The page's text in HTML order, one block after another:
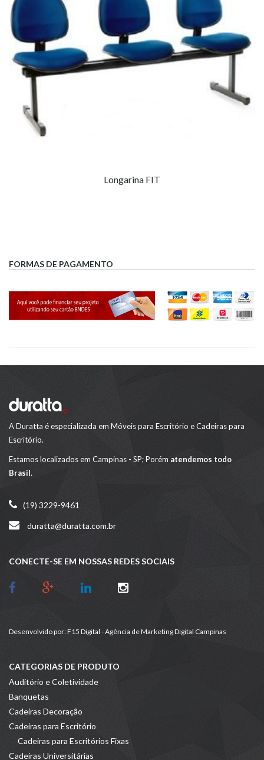
Longarina FIT
FORMAS DE PAGAMENTO
A Duratta é especializada em Móveis para Escritório e Cadeiras para
Escritório.
Estamos localizados em Campinas - SP; Porém atendemos todo
Brasil.
(19) 3229-9461
duratta@duratta.com.br
CONECTE-SE EM NOSSAS REDES SOCIAIS
Desenvolvido por:F15 Digital - Agência de Marketing Digital Campinas
CATEGORIAS DE PRODUTO
Auditório e Coletividade
Banquetas
Cadeiras Decoração
Cadeiras para Escritório
Cadeiras para Escritórios Fixas
Cadeiras Universitárias